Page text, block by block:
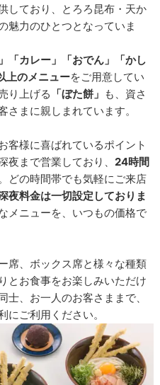
しており、とろろ昆布・天か
魅力のひとつとなっていま
「カレー」「おでん」「かし
上のメニューをご用意してい
り上げる 「ぼた餅」 も、資さ
さまに親しまれています。
客様に喜ばれているポイント
夜まで営業しており、24時間
どの時間帯でも気軽にご来店
夜料金は一切設定しておりま
メニューを、いつもの価格で
席、ボックス席と様々な種類
とお食事をお楽しみいただけ
士、お一人のお客さままで、
にご利用ください。